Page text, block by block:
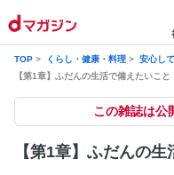
TOP くらし・健康・料理
安心し
【第1章】ふだんの生活で備えたいこと
この雑誌は公
【第1章】ふだんの